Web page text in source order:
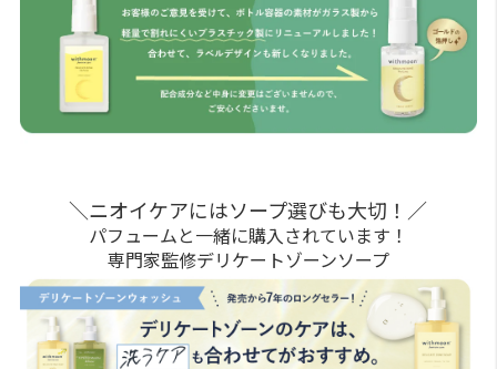
＼ニオイケアにはソープ選びも大切！／
パフュームと一緒に購入されています！
専門家監修デリケートゾーンソープ